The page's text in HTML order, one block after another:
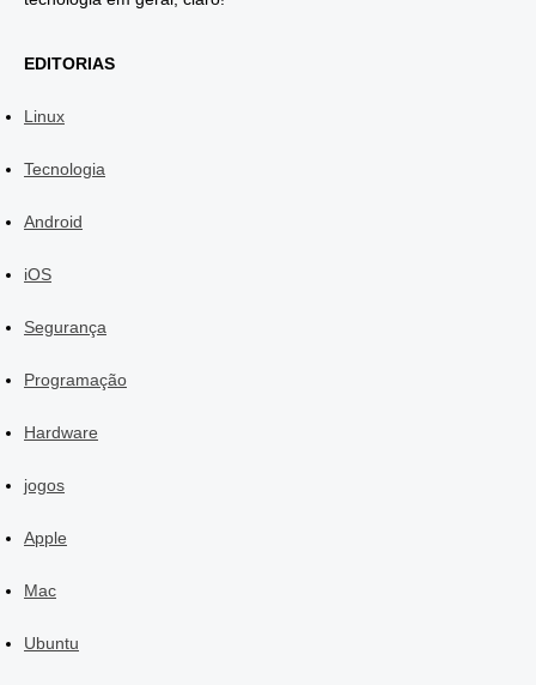
EDITORIAS
Linux
Tecnologia
Android
iOS
Segurança
Programação
Hardware
jogos
Apple
Mac
Ubuntu